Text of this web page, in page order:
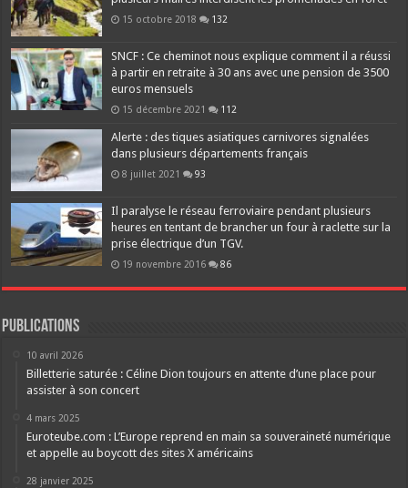
15 octobre 2018 132
SNCF : Ce cheminot nous explique comment il a réussi
à partir en retraite à 30 ans avec une pension de 3500
euros mensuels
15 décembre 2021 112
Alerte : des tiques asiatiques carnivores signalées
dans plusieurs départements français
8 juillet 2021 93
Il paralyse le réseau ferroviaire pendant plusieurs
heures en tentant de brancher un four à raclette sur la
prise électrique d’un TGV.
19 novembre 2016 86
Publications
10 avril 2026
Billetterie saturée : Céline Dion toujours en attente d’une place pour
assister à son concert
4 mars 2025
Euroteube.com : L’Europe reprend en main sa souveraineté numérique
et appelle au boycott des sites X américains
28 janvier 2025